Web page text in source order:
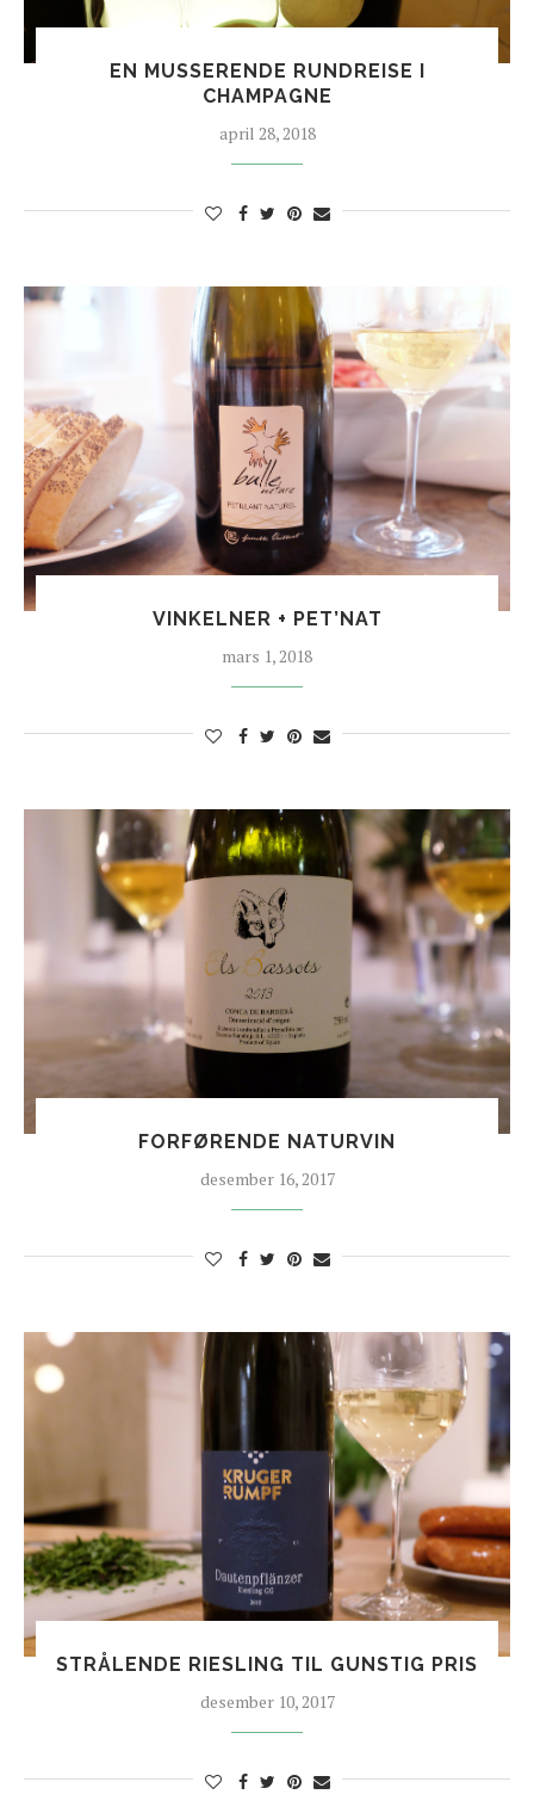
EN MUSSERENDE RUNDREISE I
CHAMPAGNE
april 28, 2018
VINKELNER + PET’NAT
mars 1, 2018
FORFØRENDE NATURVIN
desember 16, 2017
STRÅLENDE RIESLING TIL GUNSTIG PRIS
desember 10, 2017